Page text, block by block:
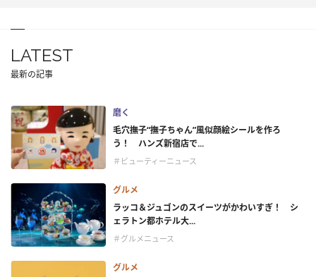
LATEST
最新の記事
磨く
毛穴撫子“撫子ちゃん”風似顔絵シールを作ろ
う！ ハンズ新宿店で...
＃ビューティーニュース
グルメ
ラッコ＆ジュゴンのスイーツがかわいすぎ！ シ
ェラトン都ホテル大...
＃グルメニュース
グルメ